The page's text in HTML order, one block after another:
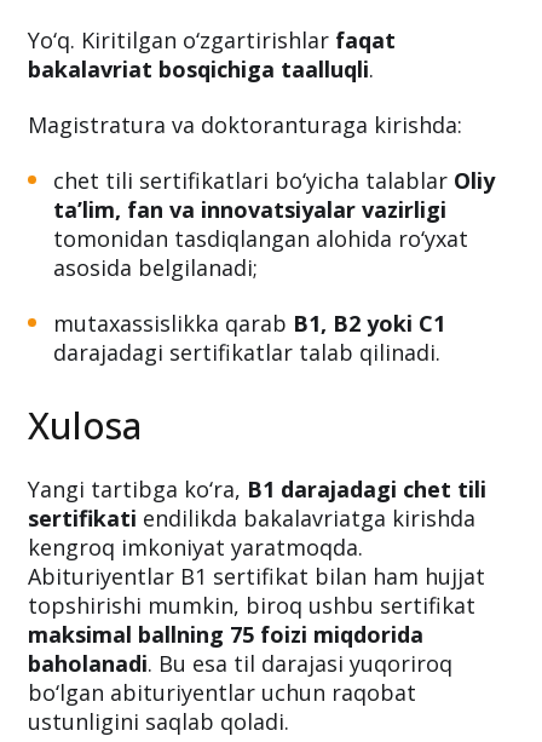
Yo‘q. Kiritilgan o‘zgartirishlar faqat
bakalavriat bosqichiga taalluqli.
Magistratura va doktoranturaga kirishda:
chet tili sertifikatlari bo‘yicha talablar Oliy
ta’lim, fan va innovatsiyalar vazirligi
tomonidan tasdiqlangan alohida ro‘yxat
asosida belgilanadi;
mutaxassislikka qarab B1, B2 yoki C1
darajadagi sertifikatlar talab qilinadi.
Xulosa
Yangi tartibga ko‘ra, B1 darajadagi chet tili
sertifikati endilikda bakalavriatga kirishda
kengroq imkoniyat yaratmoqda.
Abituriyentlar B1 sertifikat bilan ham hujjat
topshirishi mumkin, biroq ushbu sertifikat
maksimal ballning 75 foizi miqdorida
baholanadi. Bu esa til darajasi yuqoriroq
bo‘lgan abituriyentlar uchun raqobat
ustunligini saqlab qoladi.